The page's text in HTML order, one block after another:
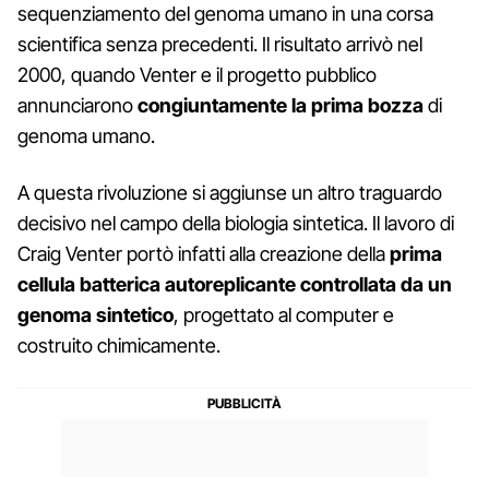
sequenziamento del genoma umano in una corsa
scientifica senza precedenti. Il risultato arrivò nel
2000, quando Venter e il progetto pubblico
annunciaronocongiuntamente la prima bozzadi
genoma umano.
A questa rivoluzione si aggiunse un altro traguardo
decisivo nel campo della biologia sintetica. Il lavoro di
Craig Venter portò infatti alla creazione dellaprima
cellula batterica autoreplicante controllata da un
genoma sintetico, progettato al computer e
costruito chimicamente.